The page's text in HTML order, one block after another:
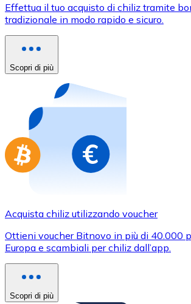
Usa le carte Visa e Mastercard per
Acquista con carta
Acquista gift card dei tuoi marchi
Vai al negozio di carte regalo
Effettua il tuo acquisto di chiliz tramite
tradizionale in modo rapido e sicuro.
Scopri di più
Acquista chiliz utilizzando voucher
Ottieni voucher Bitnovo in più di 40.000
Europa e scambiali per chiliz dall’app.
Scopri di più